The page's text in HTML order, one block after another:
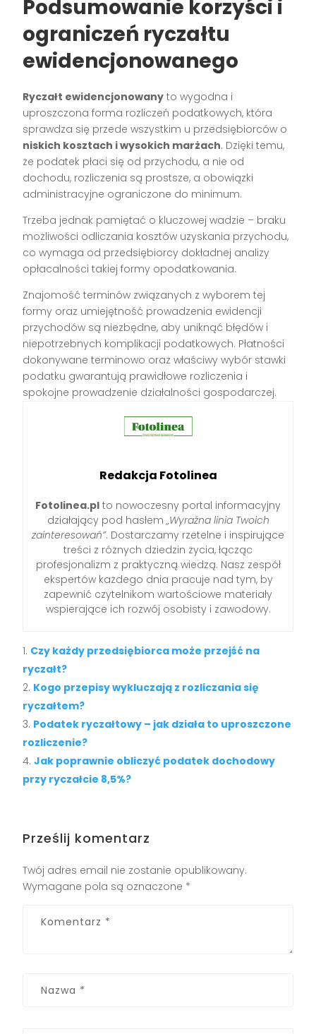
Podsumowanie korzyści i
ograniczeń ryczałtu
ewidencjonowanego
Ryczałt ewidencjonowany to wygodna i
uproszczona forma rozliczeń podatkowych, która
sprawdza się przede wszystkim u przedsiębiorców o
niskich kosztach i wysokich marżach. Dzięki temu,
że podatek płaci się od przychodu, a nie od
dochodu, rozliczenia są prostsze, a obowiązki
administracyjne ograniczone do minimum.
Trzeba jednak pamiętać o kluczowej wadzie – braku
możliwości odliczania kosztów uzyskania przychodu,
co wymaga od przedsiębiorcy dokładnej analizy
opłacalności takiej formy opodatkowania.
Znajomość terminów związanych z wyborem tej
formy oraz umiejętność prowadzenia ewidencji
przychodów są niezbędne, aby uniknąć błędów i
niepotrzebnych komplikacji podatkowych. Płatności
dokonywane terminowo oraz właściwy wybór stawki
podatku gwarantują prawidłowe rozliczenia i
spokojne prowadzenie działalności gospodarczej.
Redakcja Fotolinea
Fotolinea.pl to nowoczesny portal informacyjny
działający pod hasłem „Wyraźna linia Twoich
zainteresowań”. Dostarczamy rzetelne i inspirujące
treści z różnych dziedzin życia, łącząc
profesjonalizm z praktyczną wiedzą. Nasz zespół
ekspertów każdego dnia pracuje nad tym, by
zapewnić czytelnikom wartościowe materiały
wspierające ich rozwój osobisty i zawodowy.
Czy każdy przedsiębiorca może przejść na
ryczałt?
Kogo przepisy wykluczają z rozliczania się
ryczałtem?
Podatek ryczałtowy – jak działa to uproszczone
rozliczenie?
Jak poprawnie obliczyć podatek dochodowy
przy ryczałcie 8,5%?
Prześlij komentarz
Twój adres email nie zostanie opublikowany.
Wymagane pola są oznaczone *